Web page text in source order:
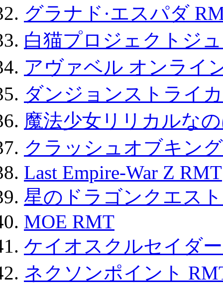
グラナド·エスパダ
白猫プロジェクトジ
アヴァベル オンライ
ダンジョンストライ
魔法少女リリカルな
クラッシュオブキン
Last Empire-War Z RMT
星のドラゴンクエス
MOE RMT
ケイオスクルセイダ
ネクソンポイント